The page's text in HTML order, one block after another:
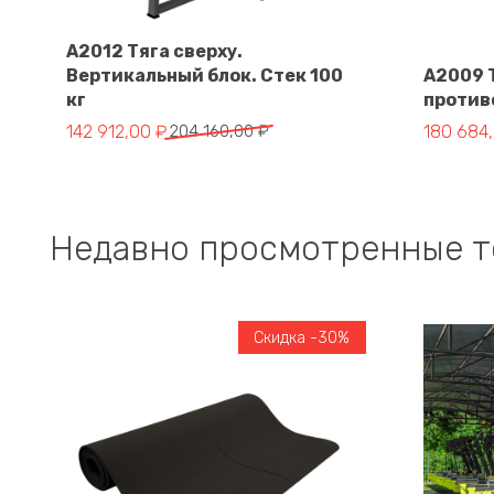
A2012 Тяга сверху.
Вертикальный блок. Стек 100
кг
204 160,00₽
Первоначальная цена составляла 204 160,00 ₽.
142 912,00 ₽
Текущая цена: 142 912,00 ₽.
A2009
180
Недавно просмотренные
Скидка -30%